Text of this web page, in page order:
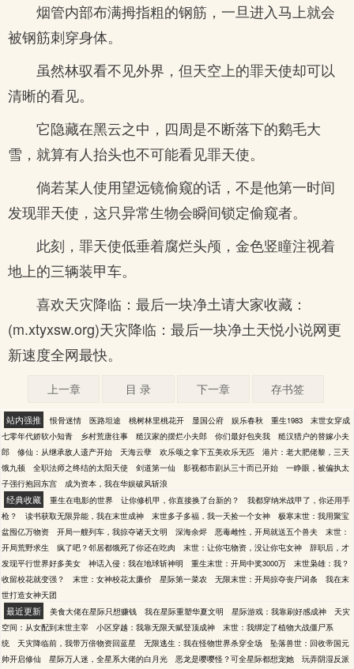
烟管内部布满拇指粗的钢筋，一旦进入马上就会
被钢筋刺穿身体。
虽然林驭看不见外界，但天空上的罪天使却可以
清晰的看见。
它隐藏在黑云之中，四周是不断落下的鹅毛大
雪，就算有人抬头也不可能看见罪天使。
倘若某人使用望远镜偷窥的话，不是他第一时间
发现罪天使，这只异常生物会瞬间锁定偷窥者。
此刻，罪天使低垂着腐烂头颅，金色竖瞳注视着
地上的三辆装甲车。
喜欢天灾降临：最后一块净土请大家收藏：
(m.xtyxsw.org)天灾降临：最后一块净土天悦小说网更
新速度全网最快。
上一章 目 录 下一章 存书签
站内强推 恨骨迷情 医路坦途 桃树林里桃花开 显国公府 娱乐春秋 重生1983
末世女穿成
七零年代娇软小知青
乡村荒唐往事 糙汉家的摆烂小夫郎 你们最好包夹我
糙汉猎户的替嫁小夫
郎
修仙：从继承敌人遗产开始 天海云孽 欢乐颂之拿下五美欢乐无匹
港片：老大肥佬黎，三天
饿九顿
全职法师之终结的太阳天使 剑道第一仙 影视都市剧从三十而已开始
一睁眼，被偏执太
子强行抱回东宫
成为资本，我在华娱破风斩浪
经典收藏 重生在电影的世界 让你修机甲，你直接换了台新的？
我都穿纳米战甲了，你还用手
枪？
读书获取无限异能，我在末世成神 末世多子多福，我一天捡一个女神
极寒末世：我用聚宝
盆囤亿万物资
开局一艘列车，我掠夺诸天文明 深海余烬 恶毒雌性，开局就送五个兽夫
末世：
开局荒野求生
疯了吧？邻居都饿死了你还在吃肉 末世：让你屯物资，没让你屯女神
辞职后，才
发现平行世界好多美女
神话入侵：我在地球斩神明 重生末世：开局中奖3000万
末世枭雄：我？
收留校花就变强？
末世：女神校花太廉价 星际第一菜农 无限末世：开局掠夺丧尸词条
我在末
世打造女神天团
最近更新 美食大佬在星际只想赚钱 我在星际重塑华夏文明 星际游戏：我靠刷好感成神
天灾
空间：从女配到末世主宰
小区穿越：我靠无限天赋登顶成神
末世：我绑定了植物大战僵尸系
统
天灾降临前，我带万倍物资回蓝星 无限逃生：我在怪物世界杀穿全场
坠落兽世：回收帝国元
帅开启修仙
星际万人迷，全星系大佬的白月光 恶龙是嘤嘤怪？可全星际都想宠她 玩弄阴湿反派